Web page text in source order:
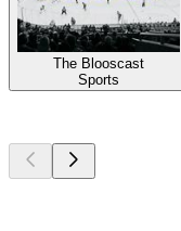
The Blooscast
Sports